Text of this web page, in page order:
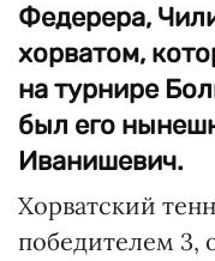
Федерера,
хорватом,
на турнире
был его
Иванишевич.
Хорватский
победителем 3,